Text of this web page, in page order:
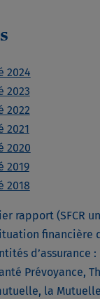
2024
2023
2022
2021
2020
2019
2018
rapport (SFCR
financière
d’assurance :
Prévoyance,
la